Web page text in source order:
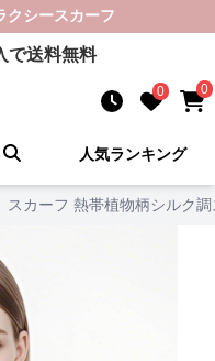
クシースカーフ
で送料無料
0 0
人気ランキング
スカーフ 熱帯植物柄シルク